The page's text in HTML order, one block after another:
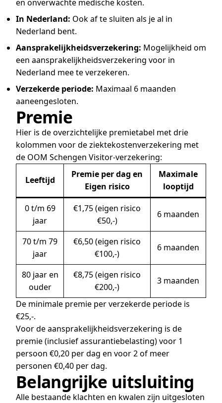
en onverwachte medische kosten.
In Nederland: Ook af te sluiten als je al in
Nederland bent.
Aansprakelijkheidsverzekering: Mogelijkheid om
een aansprakelijkheidsverzekering voor in
Nederland mee te verzekeren.
Verzekerde periode: Maximaal 6 maanden
aaneengesloten.
Premie
Hier is de overzichtelijke premietabel met drie
kolommen voor de ziektekostenverzekering met
de OOM Schengen Visitor-verzekering:
Leeftijd
Premie per dag en
Eigen risico
Maximale
looptijd
0 t/m 69
jaar
€1,75 (eigen risico
€50,-)
6 maanden
70 t/m 79
jaar
€6,50 (eigen risico
€100,-)
6 maanden
80 jaar en
ouder
€8,75 (eigen risico
€200,-)
3 maanden
De minimale premie per verzekerde periode is
€25,-.
Voor de aansprakelijkheidsverzekering is de
premie (inclusief assurantiebelasting) voor 1
persoon €0,20 per dag en voor 2 of meer
personen €0,40 per dag.
Belangrijke uitsluiting
Alle bestaande klachten en kwalen zijn uitgesloten